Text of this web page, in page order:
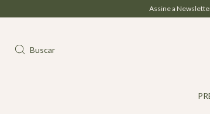
Assine a Newsletter e ganhe 5% OFF na sua 1ª compra |
Buscar